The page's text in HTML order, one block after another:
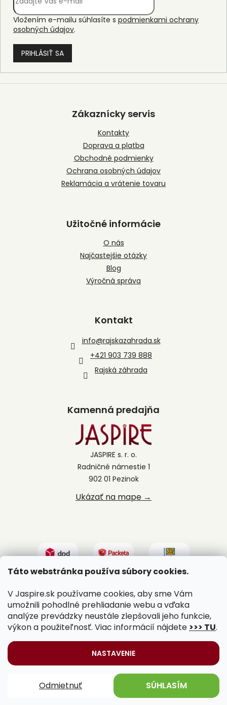
Táto webstránka používa súbory cookies.
V Jaspire.sk používame cookies, aby sme Vám
umožnili pohodlné prehliadanie webu a vďaka
analýze prevádzky neustále zlepšovali jeho funkcie,
výkon a použiteľnosť. Viac informácií nájdete >>> TU.
NASTAVENIE
Odmietnuť SÚHLASÍM
Vložením e-mailu súhlasíte s podmienkami ochrany
osobných údajov.
PRIHLÁSIŤ SA
Z
Zákaznícky servis
Kontakty
Doprava a platba
Obchodné podmienky
Ochrana osobných údajov
Reklamácia a vrátenie tovaru
Užitočné informácie
O nás
Najčastejšie otázky
Blog
Výročná správa
Kontakt
info@rajskazahrada.sk
+421 903 739 888
Rajská záhrada
Kamenná predajňa
JASPIRE s. r. o.
Radničné námestie 1
902 01 Pezinok
Ukázať na mape →
Jaspire.sk. Všetky práva vyhradené.
Upraviť nastavenie cookies